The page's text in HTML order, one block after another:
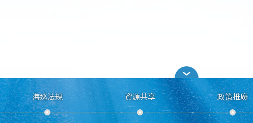
海巡法規 資源共享 政策推廣